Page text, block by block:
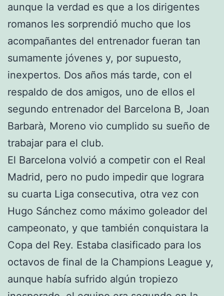
aunque la verdad es que a los dirigentes
romanos les sorprendió mucho que los
acompañantes del entrenador fueran tan
sumamente jóvenes y, por supuesto,
inexpertos. Dos años más tarde, con el
respaldo de dos amigos, uno de ellos el
segundo entrenador del Barcelona B, Joan
Barbarà, Moreno vio cumplido su sueño de
trabajar para el club.
El Barcelona volvió a competir con el Real
Madrid, pero no pudo impedir que lograra
su cuarta Liga consecutiva, otra vez con
Hugo Sánchez como máximo goleador del
campeonato, y que también conquistara la
Copa del Rey. Estaba clasificado para los
octavos de final de la Champions League y,
aunque había sufrido algún tropiezo